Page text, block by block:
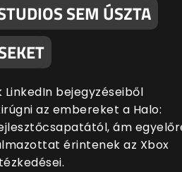
SEM ÚSZTA
bejegyzéseiből
az embereket a Halo:
ám
érintenek az Xbox